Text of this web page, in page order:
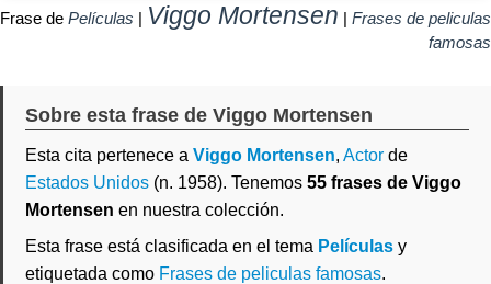
Frase de Películas | Viggo Mortensen | Frases de peliculas
famosas
Sobre esta frase de Viggo Mortensen
Esta cita pertenece a Viggo Mortensen, Actor de
Estados Unidos (n. 1958). Tenemos 55 frases de Viggo
Mortensen en nuestra colección.
Esta frase está clasificada en el tema Películas y
etiquetada como Frases de peliculas famosas.